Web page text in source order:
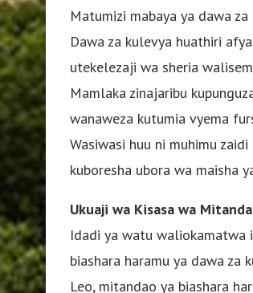
Matumizi mabaya ya dawa
Dawa za kulevya huathiri
utekelezaji wa sheria
Mamlaka zinajaribu
wanaweza kutumia vyema
Wasiwasi huu ni muhimu
kuboresha ubora wa maisha
Ukuaji wa Kisasa wa
Idadi ya watu waliokamatwa
biashara haramu ya dawa za
Leo, mitandao ya biashara